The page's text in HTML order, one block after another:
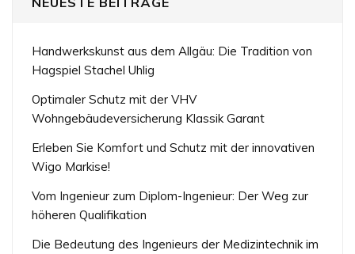
Handwerkskunst aus dem Allgäu: Die Tradition von
Hagspiel Stachel Uhlig
Optimaler Schutz mit der VHV
Wohngebäudeversicherung Klassik Garant
Erleben Sie Komfort und Schutz mit der innovativen
Wigo Markise!
Vom Ingenieur zum Diplom-Ingenieur: Der Weg zur
höheren Qualifikation
Die Bedeutung des Ingenieurs der Medizintechnik im